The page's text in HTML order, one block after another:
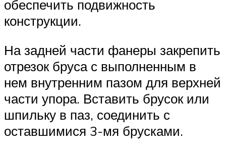
обеспечить подвижность
конструкции.
На задней части фанеры закрепить
отрезок бруса с выполненным в
нем внутренним пазом для верхней
части упора. Вставить брусок или
шпильку в паз, соединить с
оставшимися 3-мя брусками.